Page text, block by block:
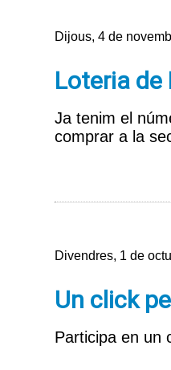
Dijous, 4 de
Loteria de
Ja tenim el
comprar a la
Divendres, 1 de
Un click
Participa en un